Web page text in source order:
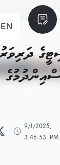
EN
9/1/2025,
3:46:53 PM